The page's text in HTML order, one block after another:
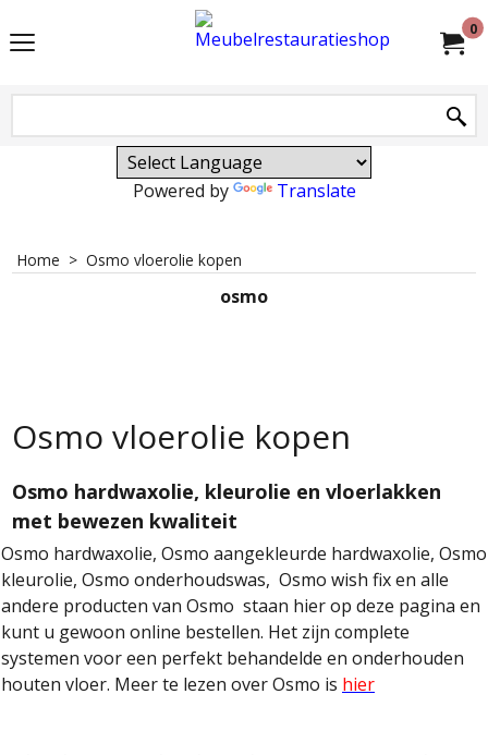
0
Powered by Translate
Home > Osmo vloerolie kopen
osmo
Osmo vloerolie kopen
Osmo hardwaxolie, kleurolie en vloerlakken
met bewezen kwaliteit
Osmo hardwaxolie, Osmo aangekleurde hardwaxolie, Osmo
kleurolie, Osmo onderhoudswas, Osmo wish fix en alle
andere producten van Osmo staan hier op deze pagina en
kunt u gewoon online bestellen. Het zijn complete
systemen voor een perfekt behandelde en onderhouden
houten vloer. Meer te lezen over Osmo is hier